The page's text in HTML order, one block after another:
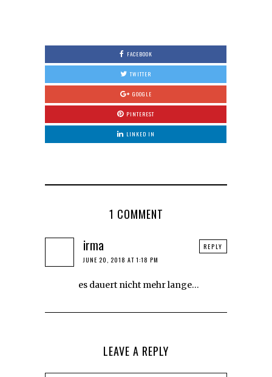
FACEBOOK
TWITTER
GOOGLE
PINTEREST
LINKED IN
1 COMMENT
irma
JUNE 20, 2018 AT 1:18 PM
es dauert nicht mehr lange…
REPLY
LEAVE A REPLY